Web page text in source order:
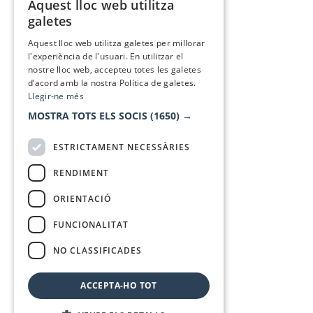
Aquest lloc web utilitza
galetes
Aquest lloc web utilitza galetes per millorar
l'experiència de l'usuari. En utilitzar el
nostre lloc web, accepteu totes les galetes
d’acord amb la nostra Política de galetes.
Llegir-ne més
MOSTRA TOTS ELS SOCIS (1650) →
ESTRICTAMENT NECESSÀRIES
RENDIMENT
ORIENTACIÓ
FUNCIONALITAT
NO CLASSIFICADES
ACCEPTA-HO TOT